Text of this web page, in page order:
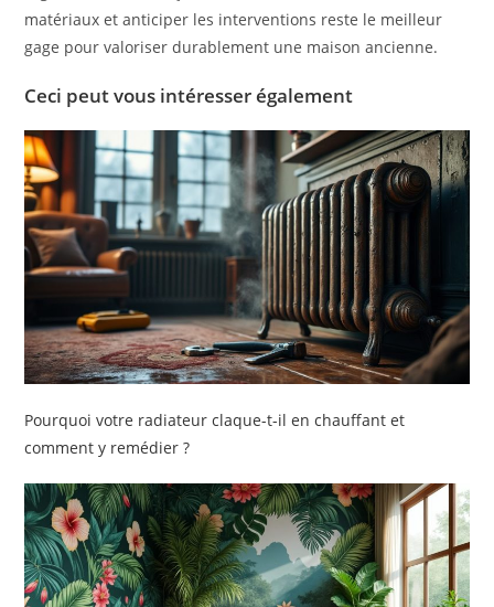
matériaux et anticiper les interventions reste le meilleur
gage pour valoriser durablement une maison ancienne.
Ceci peut vous intéresser également
Pourquoi votre radiateur claque-t-il en chauffant et
comment y remédier ?